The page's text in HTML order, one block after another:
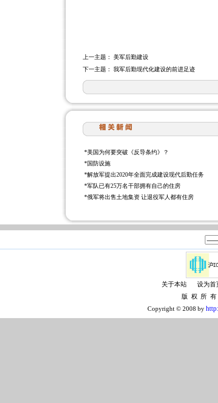
上一主题： 美军后勤建设
下一主题： 我军后勤现代化建设的前进足迹
*美国为何要突破《反导条约》？
*国防设施
*解放军提出2020年全面完成建设现代后勤任务
*军队已有25万名干部拥有自己的住房
*俄军将出售土地集资 让退役军人都有住房